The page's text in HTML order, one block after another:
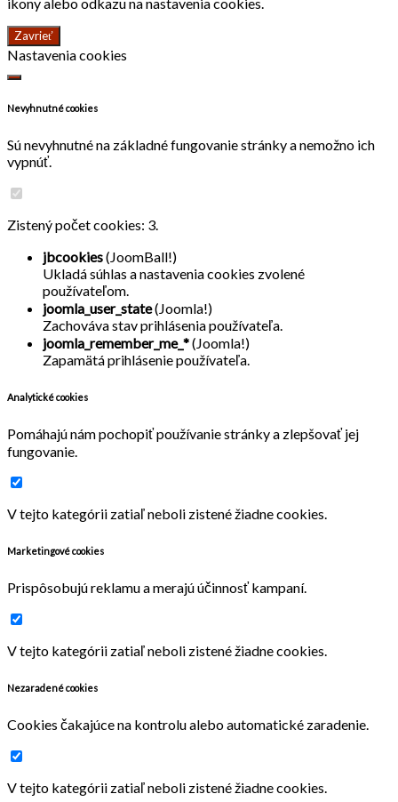
Zavrieť
Nastavenia cookies
Nevyhnutné cookies
Sú nevyhnutné na základné fungovanie stránky a nemožno ich
vypnúť.
Zistený počet cookies: 3.
jbcookies(JoomBall!)
Ukladá súhlas a nastavenia cookies zvolené
používateľom.
joomla_user_state(Joomla!)
Zachováva stav prihlásenia používateľa.
joomla_remember_me_*(Joomla!)
Zapamätá prihlásenie používateľa.
Analytické cookies
Pomáhajú nám pochopiť používanie stránky a zlepšovať jej
fungovanie.
V tejto kategórii zatiaľ neboli zistené žiadne cookies.
Marketingové cookies
Prispôsobujú reklamu a merajú účinnosť kampaní.
V tejto kategórii zatiaľ neboli zistené žiadne cookies.
Nezaradené cookies
Cookies čakajúce na kontrolu alebo automatické zaradenie.
V tejto kategórii zatiaľ neboli zistené žiadne cookies.